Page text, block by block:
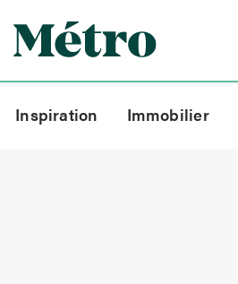
Inspiration Immobilier